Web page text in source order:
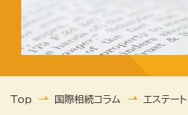
相続サポート内容
解決事例/依頼者の声
Top 国際相続コラム エステー